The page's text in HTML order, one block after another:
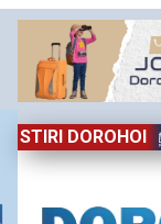
STIRI DOROHOI
dedicate